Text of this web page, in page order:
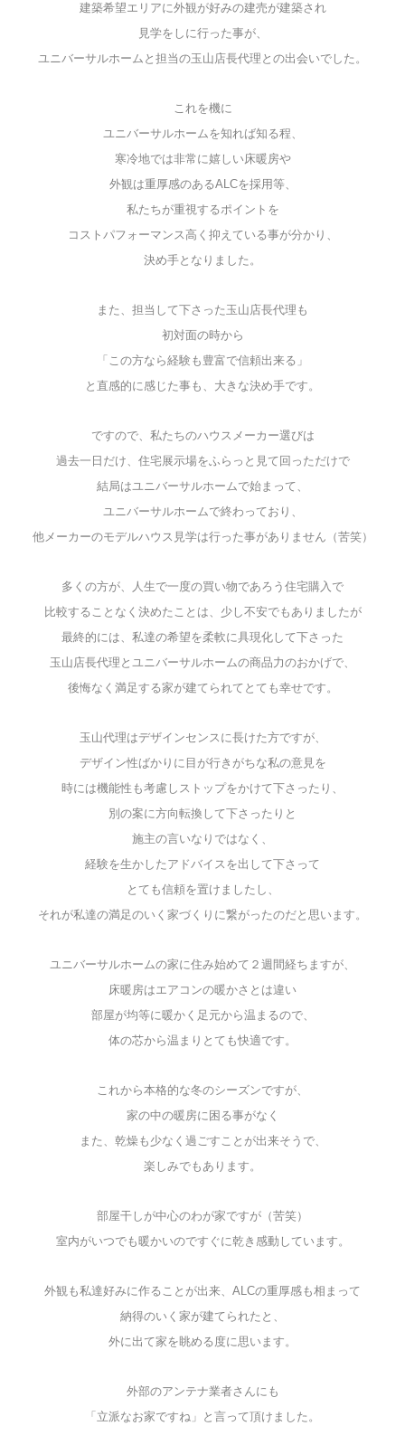
建築希望エリアに外観が好みの建売が建築され
見学をしに行った事が、
ユニバーサルホームと担当の玉山店長代理との出会いでした。
これを機に
ユニバーサルホームを知れば知る程、
寒冷地では非常に嬉しい床暖房や
外観は重厚感のあるALCを採用等、
私たちが重視するポイントを
コストパフォーマンス高く抑えている事が分かり、
決め手となりました。
また、担当して下さった玉山店長代理も
初対面の時から
「この方なら経験も豊富で信頼出来る」
と直感的に感じた事も、大きな決め手です。
ですので、私たちのハウスメーカー選びは
過去一日だけ、住宅展示場をふらっと見て回っただけで
結局はユニバーサルホームで始まって、
ユニバーサルホームで終わっており、
他メーカーのモデルハウス見学は行った事がありません（苦笑）
多くの方が、人生で一度の買い物であろう住宅購入で
比較することなく決めたことは、 少し不安でもありましたが
最終的には、私達の希望を柔軟に具現化して下さった
玉山店長代理とユニバーサルホームの商品力のおかげで、
後悔なく満足する家が建てられてとても幸せです。
玉山代理はデザインセンスに長けた方ですが、
デザイン性ばかりに目が行きがちな私の意見を
時には機能性も考慮しストップをかけて下さったり、
別の案に方向転換して下さったりと
施主の言いなりではなく、
経験を生かしたアドバイスを出して下さって
とても信頼を置けましたし、
それが私達の満足のいく家づくりに繋がったのだと思います。
ユニバーサルホームの家に住み始めて２週間経ちますが、
床暖房はエアコンの暖かさとは違い
部屋が均等に暖かく足元から温まるので、
体の芯から温まりとても快適です。
これから本格的な冬のシーズンですが、
家の中の暖房に困る事がなく
また、乾燥も少なく過ごすことが出来そうで、
楽しみでもあります。
部屋干しが中心のわが家ですが（苦笑）
室内がいつでも暖かいのですぐに乾き感動しています。
外観も私達好みに作ることが出来、ALCの重厚感も相まって
納得のいく家が建てられたと、
外に出て家を眺める度に思います。
外部のアンテナ業者さんにも
「立派なお家ですね」と言って頂けました。